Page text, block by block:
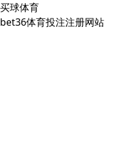
买球体育
bet36体育投注注册网站